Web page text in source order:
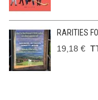
RARITIES
19,18 €